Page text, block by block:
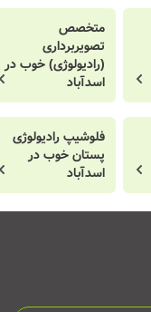
متخصص
تصویربرداری
(رادیولوژی) خوب در
اسدآباد
فلوشیپ رادیولوژی
پستان خوب در
اسدآباد